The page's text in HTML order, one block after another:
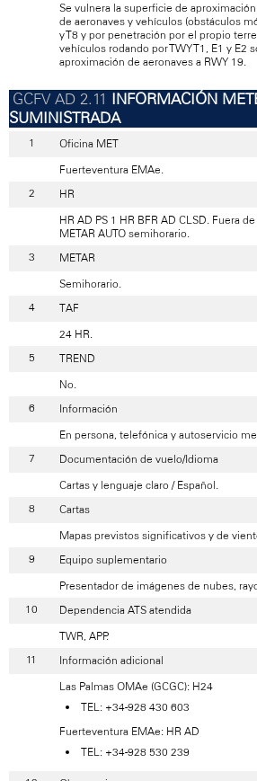
Se vulnera la superficie de
de aeronaves y vehículos (obstáculos
y T8 y por penetración por el propio
vehículos rodando por TWY T1, E1 y E2
aproximación de aeronaves a RWY 19.
INFORMACIÓN
SUMINISTRADA
Oficina MET
Fuerteventura EMAe.
HR
HR AD PS 1 HR BFR AD CLSD. Fuera
METAR AUTO semihorario.
METAR
Semihorario.
TAF
24 HR.
TREND
No.
Información
En persona, telefónica y autoservicio
Documentación de vuelo/Idioma
Cartas y lenguaje claro / Español.
Cartas
Mapas previstos significativos y de
Equipo suplementario
Presentador de imágenes de nubes,
Dependencia ATS atendida
TWR, APP.
Información adicional
Las Palmas OMAe (GCGC): H24
TEL: +34-928 430 603
Fuerteventura EMAe: HR AD
TEL: +34-928 530 239